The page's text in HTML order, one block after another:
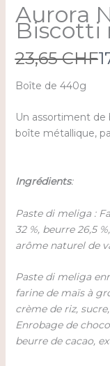
Aurora
Biscotti
W
a
23,65 CHF
Boîte de 440g
Un assortiment de
boîte métallique,
Ingrédients:
Paste di meliga :
32 %, beurre 26,5
arôme naturel de
Paste di meliga
farine de maïs à
crème de riz,
Enrobage de
beurre de cacao,